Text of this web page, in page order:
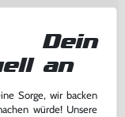
Dein
an
Sorge, wir backen
würde! Unsere